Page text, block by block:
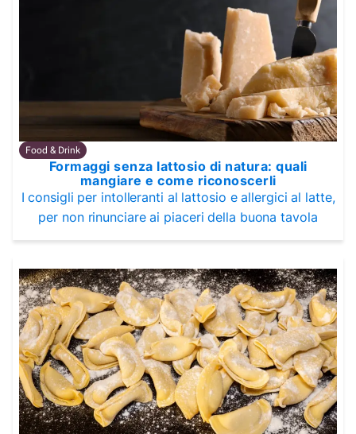
Food & Drink
Formaggi senza lattosio di natura: quali
mangiare e come riconoscerli
I consigli per intolleranti al lattosio e allergici al latte,
per non rinunciare ai piaceri della buona tavola